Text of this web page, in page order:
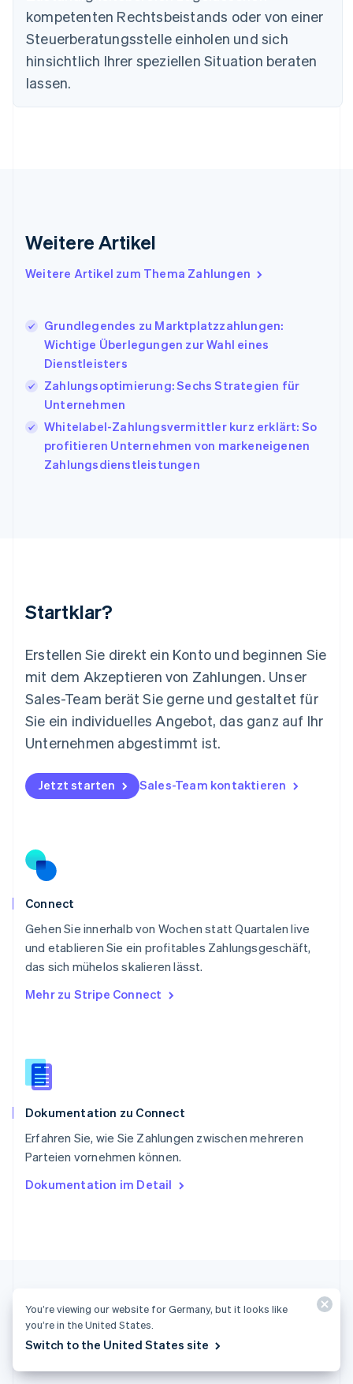
kompetenten Rechtsbeistands oder von einer
Steuerberatungsstelle einholen und sich
hinsichtlich Ihrer speziellen Situation beraten
lassen.
Weitere Artikel
Weitere Artikel zum Thema Zahlungen
Grundlegendes zu Marktplatzzahlungen:
Wichtige Überlegungen zur Wahl eines
Dienstleisters
Zahlungsoptimierung: Sechs Strategien für
Unternehmen
Whitelabel-Zahlungsvermittler kurz erklärt: So
profitieren Unternehmen von markeneigenen
Zahlungsdienstleistungen
Startklar?
Erstellen Sie direkt ein Konto und beginnen Sie
mit dem Akzeptieren von Zahlungen. Unser
Sales-Team berät Sie gerne und gestaltet für
Sie ein individuelles Angebot, das ganz auf Ihr
Unternehmen abgestimmt ist.
Jetzt starten Sales-Team kontaktieren
Connect
Gehen Sie innerhalb von Wochen statt Quartalen live
und etablieren Sie ein profitables Zahlungsgeschäft,
das sich mühelos skalieren lässt.
Mehr zu Stripe Connect
Dokumentation zu Connect
Erfahren Sie, wie Sie Zahlungen zwischen mehreren
Parteien vornehmen können.
Dokumentation im Detail
DeutschEnglish
Estland
English
Festlandchina
简体中文
EnglishSvenska
English
English
Japan
日本語 English
Kanada
EnglishFrançais
Kroatien
EnglishItaliano
English
Liechtenstein
DeutschEnglish
Mexiko
English
Niederlande
Nederlands English
Norwegen
English
Österreich
Polen
English
Portugal
Schweden
Svenska
Schweiz
Singapur
English简体中文
Slowakei
Slowenien
English
Spanien
Thailand
Tschechische Republik
English
English
Zypern
You’re viewing our website for Germany, but it looks like
you’re in the United States.
Switch to the United States site